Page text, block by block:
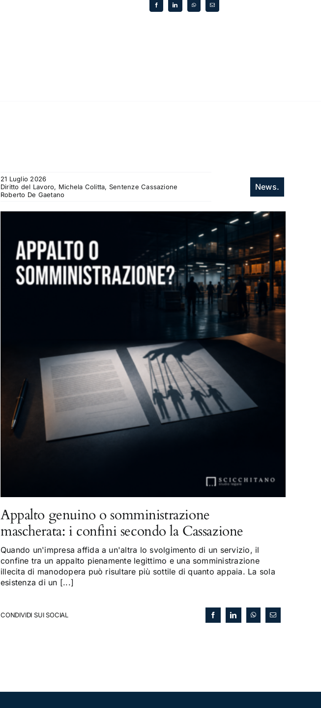
21 Luglio 2026
Diritto del Lavoro, Michela Colitta, Sentenze Cassazione
Roberto De Gaetano
News.
Appalto genuino o somministrazione
mascherata: i confini secondo la Cassazione
Quando un'impresa affida a un'altra lo svolgimento di un servizio, il
confine tra un appalto pienamente legittimo e una somministrazione
illecita di manodopera può risultare più sottile di quanto appaia. La sola
esistenza di un [...]
CONDIVIDI SUI SOCIAL